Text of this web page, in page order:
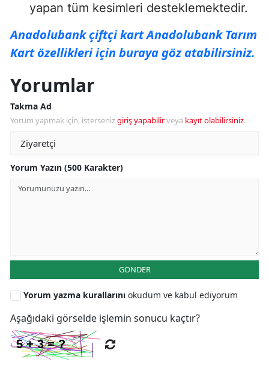
yapan tüm kesimleri desteklemektedir.
Anadolubank çiftçi kart Anadolubank Tarım
Kart özellikleri için buraya göz atabilirsiniz.
Yorumlar
Takma Ad
Yorum yapmak için, istersenizgiriş yapabilirveya kayıt olabilirsiniz.
Yorum Yazın (500 Karakter)
GÖNDER
Yorum yazma kurallarını okudum ve kabul ediyorum
Aşağıdaki görselde işlemin sonucu kaçtır?